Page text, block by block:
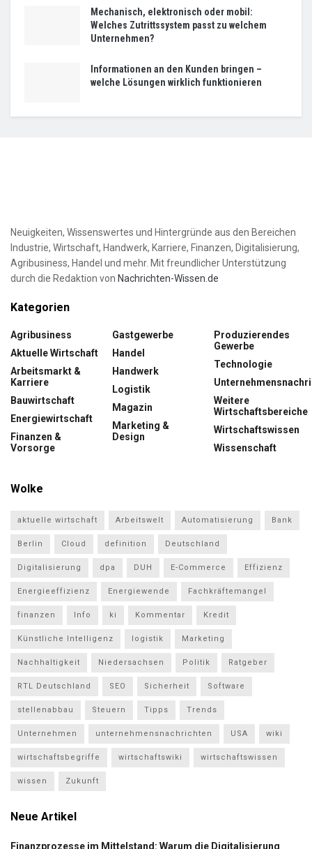
Mechanisch, elektronisch oder mobil:
Welches Zutrittssystem passt zu welchem
Unternehmen?
Informationen an den Kunden bringen –
welche Lösungen wirklich funktionieren
Neuigkeiten, Wissenswertes und Hintergründe aus den Bereichen
Industrie, Wirtschaft, Handwerk, Karriere, Finanzen, Digitalisierung,
Agribusiness, Handel und mehr. Mit freundlicher Unterstützung
durch die Redaktion von Nachrichten-Wissen.de
Kategorien
Agribusiness
Aktuelle Wirtschaft
Arbeitsmarkt &
Karriere
Bauwirtschaft
Energiewirtschaft
Finanzen &
Vorsorge
Gastgewerbe
Handel
Handwerk
Logistik
Magazin
Marketing &
Design
Produzierendes
Gewerbe
Technologie
Weitere
Wirtschaftsbereiche
Wirtschaftswissen
Wissenschaft
Wolke
aktuelle wirtschaft Arbeitswelt Automatisierung Bank
Berlin Cloud definition Deutschland
Digitalisierung dpa DUH E-Commerce Effizienz
Energieeffizienz Energiewende Fachkräftemangel
finanzen Info ki Kommentar Kredit
Künstliche Intelligenz logistik Marketing
Nachhaltigkeit Niedersachsen Politik Ratgeber
RTL Deutschland SEO Sicherheit Software
stellenabbau Steuern Tipps Trends
Unternehmen unternehmensnachrichten USA wiki
wirtschaftsbegriffe wirtschaftswiki wirtschaftswissen
wissen Zukunft
Neue Artikel
Finanzprozesse im Mittelstand: Warum die Digitalisierung